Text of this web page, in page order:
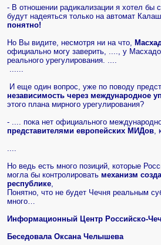
- В отношении радикализации я хотел
будут надеяться только на автомат
понятно!
Но Вы видите, несмотря ни на что,
официально могу заверить, ...., у
реального урегулирования. ....
......
И еще один вопрос, уже по поводу
независимость через международное
этого плана мирного урегулирования?
- .... пока нет официального
представителями европейских МИДов,
....
Но ведь есть много позиций, которые
могла бы контролировать механизм
республике,
Понятно, что не будет Чечня реальным
много…
Информационный Центр Российско-
Беседовала Оксана Челышева